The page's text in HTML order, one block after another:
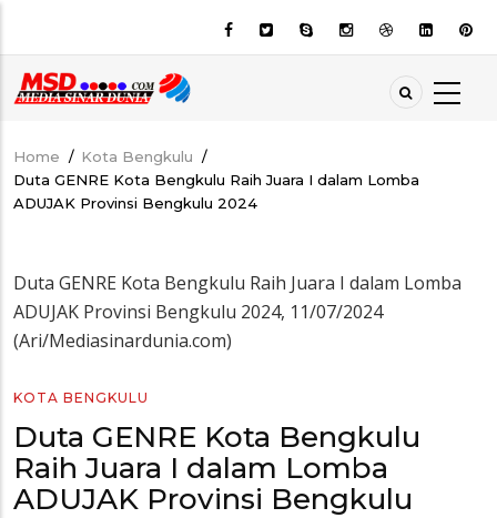
main
content
Breadcrumb
Home / Kota Bengkulu /
Duta GENRE Kota Bengkulu Raih Juara I dalam Lomba
ADUJAK Provinsi Bengkulu 2024
Duta GENRE Kota Bengkulu Raih Juara I dalam Lomba
ADUJAK Provinsi Bengkulu 2024, 11/07/2024
(Ari/Mediasinardunia.com)
KOTA BENGKULU
Duta GENRE Kota Bengkulu
Raih Juara I dalam Lomba
ADUJAK Provinsi Bengkulu